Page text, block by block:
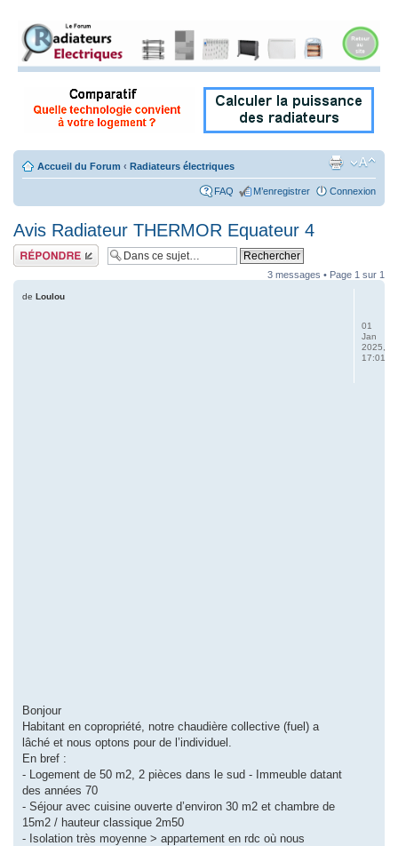
Accueil du Forum ‹ Radiateurs électriques
FAQ M’enregistrer Connexion
Avis Radiateur THERMOR Equateur 4
Répondre
3 messages • Page 1 sur 1
de Loulou
Bonjour
Habitant en copropriété, notre chaudière collective (fuel) a
lâché et nous optons pour de l’individuel.
En bref :
- Logement de 50 m2, 2 pièces dans le sud - Immeuble datant
des années 70
- Séjour avec cuisine ouverte d’environ 30 m2 et chambre de
15m2 / hauteur classique 2m50
- Isolation très moyenne > appartement en rdc où nous
01
Jan
2025,
17:01